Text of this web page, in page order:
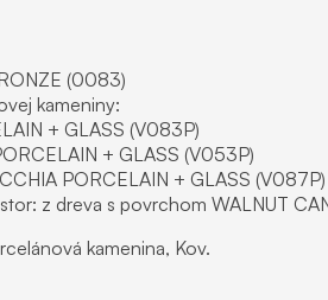
(0083)
kameniny:
+ GLASS (V083P)
+ GLASS (V053P)
PORCELAIN + GLASS (V087P)
z dreva s povrchom WALNUT
kamenina, Kov.